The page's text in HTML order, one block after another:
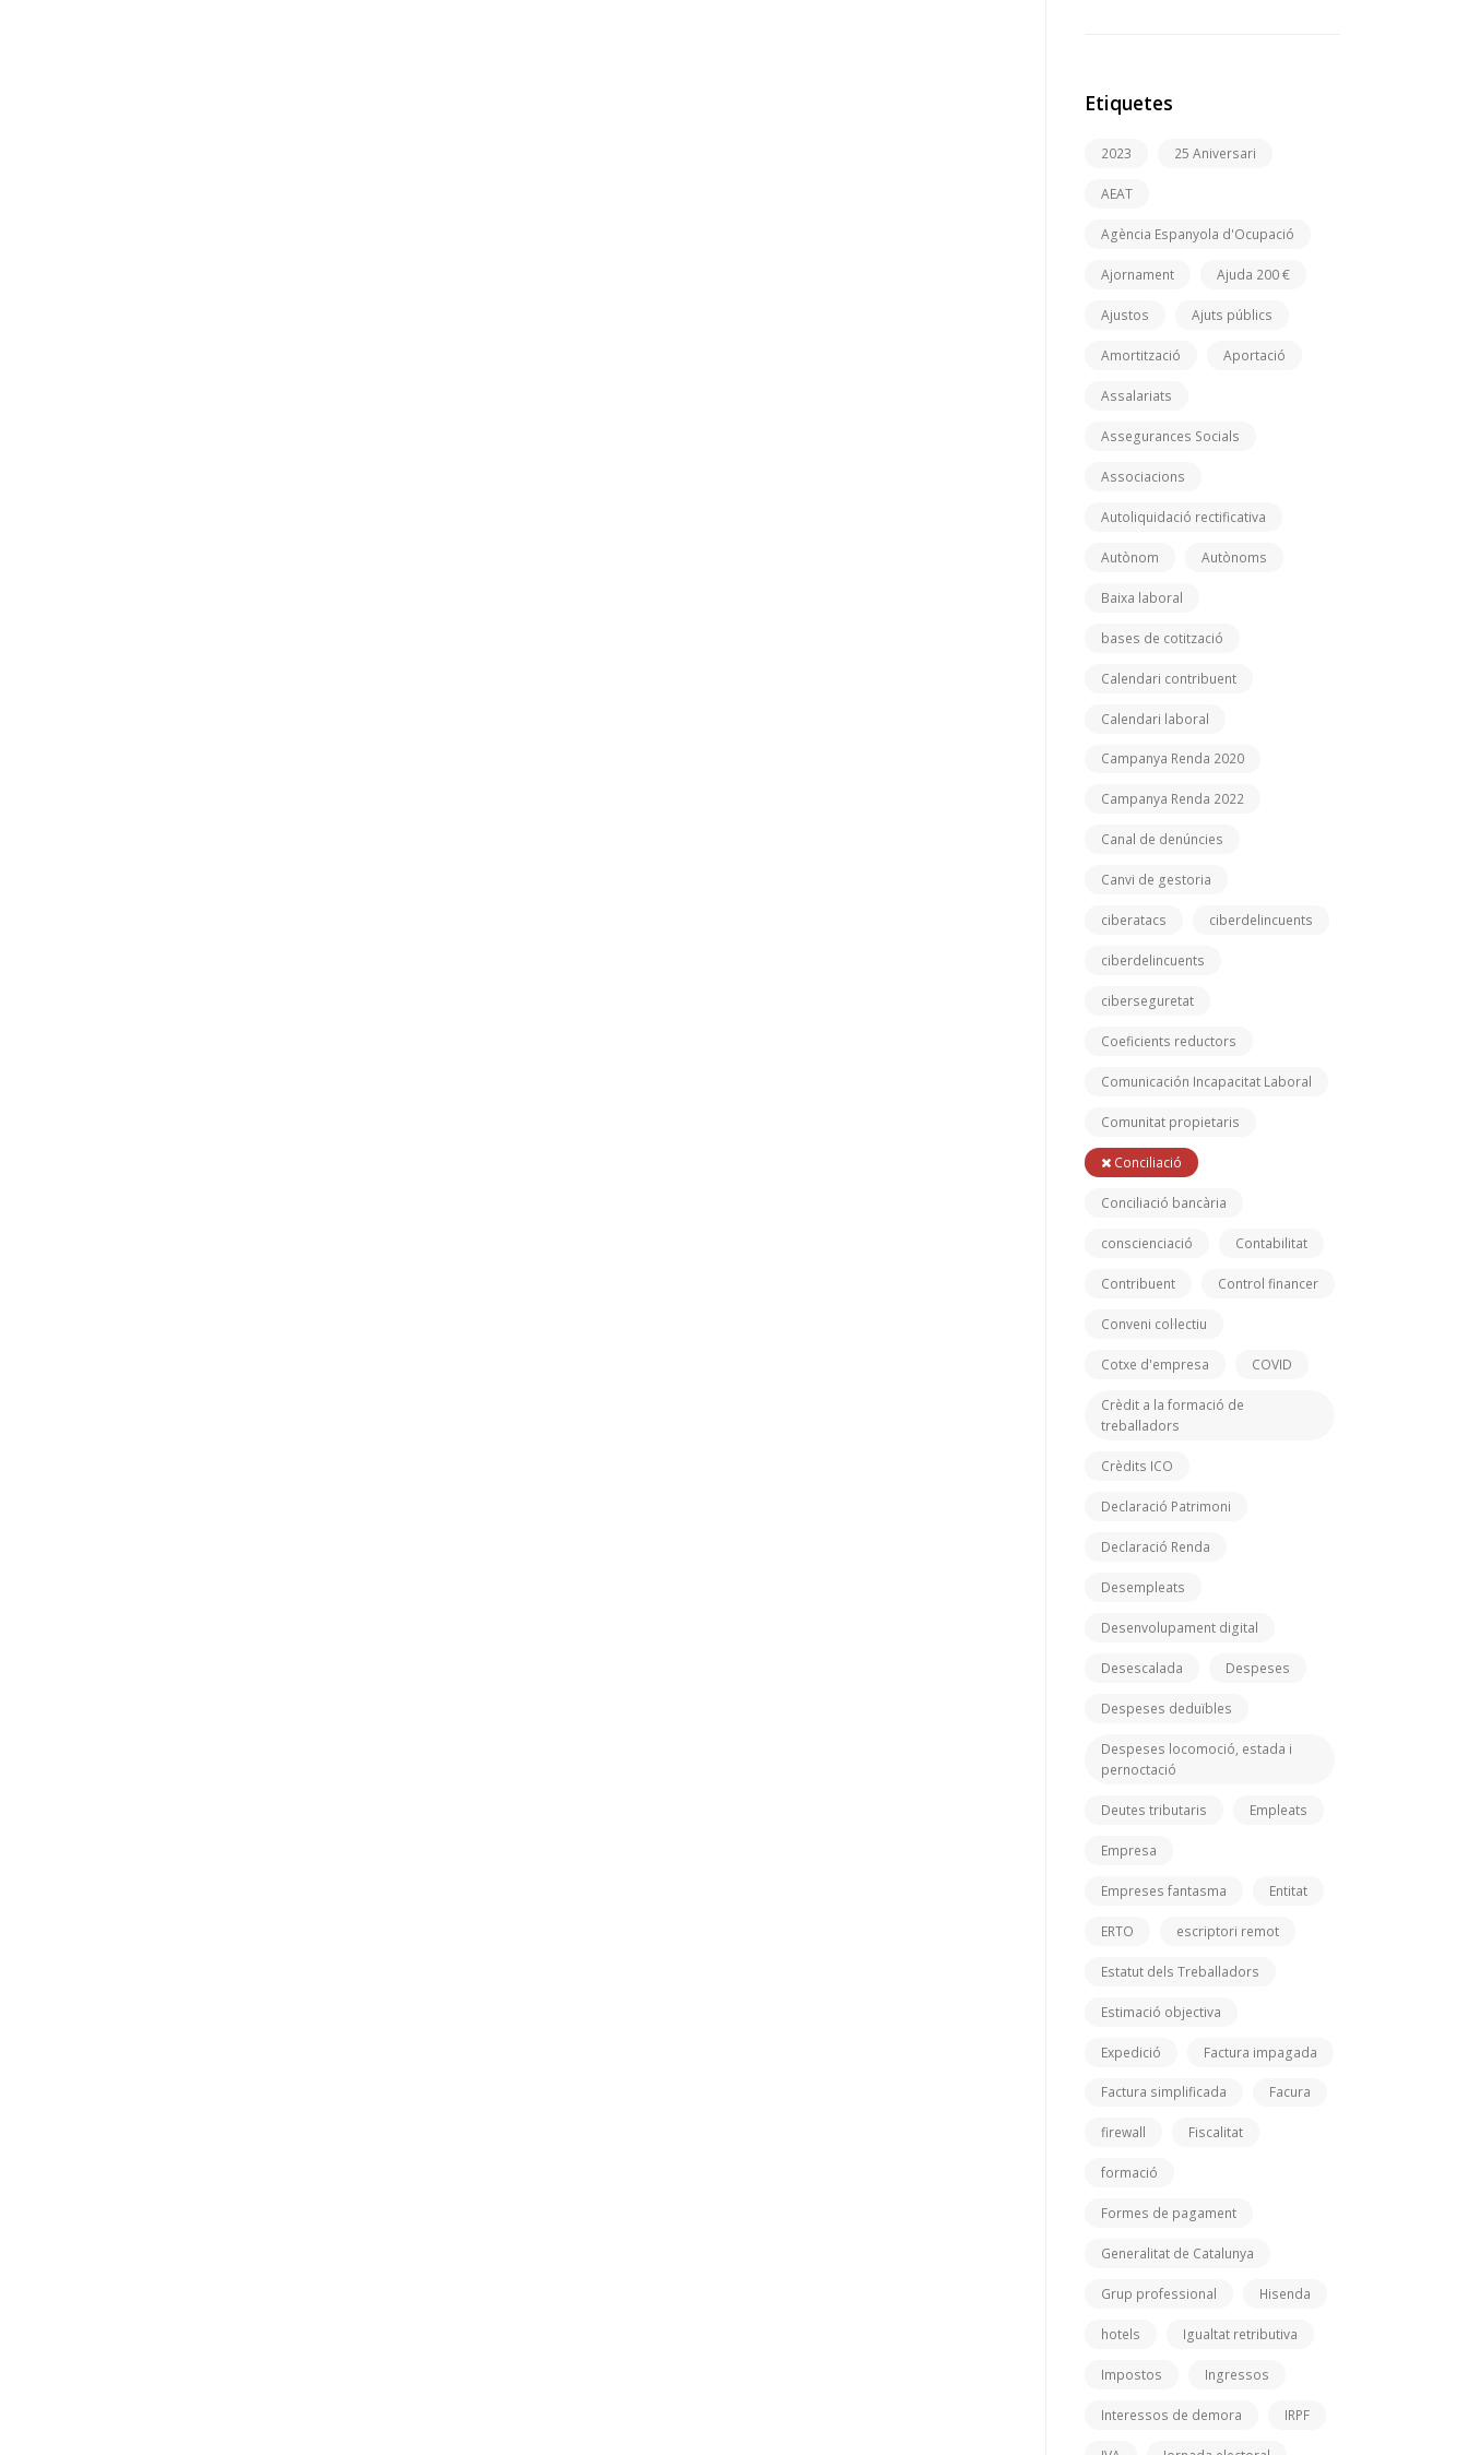
Etiquetes
2023 25 Aniversari
AEAT
Agència Espanyola d'Ocupació
Ajornament Ajuda 200 €
Ajustos Ajuts públics
Amortització Aportació
Assalariats
Assegurances Socials
Associacions
Autoliquidació rectificativa
Autònom Autònoms
Baixa laboral
bases de cotització
Calendari contribuent
Calendari laboral
Campanya Renda 2020
Campanya Renda 2022
Canal de denúncies
Canvi de gestoria
ciberatacs ciberdelincuents
ciberdelincuents
ciberseguretat
Coeficients reductors
Comunicación Incapacitat Laboral
Comunitat propietaris
Conciliació
Conciliació bancària
conscienciació Contabilitat
Contribuent Control financer
Conveni col·lectiu
Cotxe d'empresa COVID
Crèdit a la formació de
treballadors
Crèdits ICO
Declaració Patrimoni
Declaració Renda
Desempleats
Desenvolupament digital
Desescalada Despeses
Despeses deduïbles
Despeses locomoció, estada i
pernoctació
Deutes tributaris Empleats
Empresa
Empreses fantasma Entitat
ERTO escriptori remot
Estatut dels Treballadors
Estimació objectiva
Expedició Factura impagada
Factura simplificada Facura
firewall Fiscalitat
formació
Formes de pagament
Generalitat de Catalunya
Grup professional Hisenda
hotels Igualtat retributiva
Impostos Ingressos
Interessos de demora IRPF